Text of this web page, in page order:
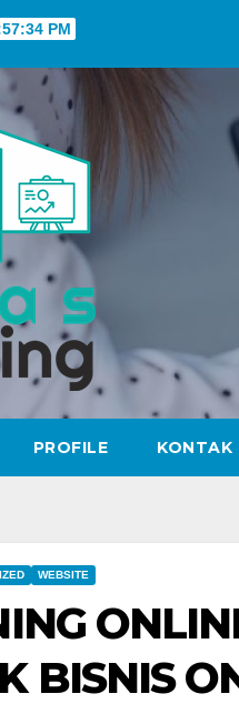
PM
PROFILE KONTAK
WEBSITE
BISNIS